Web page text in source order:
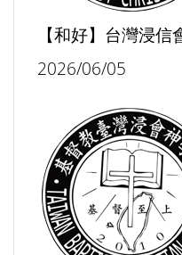
【和好】台灣浸
2026/06/05